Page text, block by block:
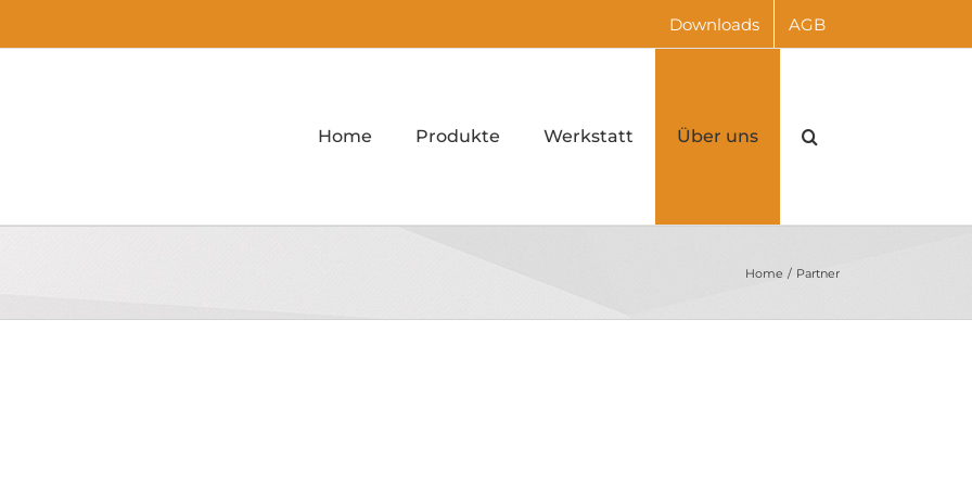
Downloads AGB
Home Produkte Werkstatt Über uns
Home Partner